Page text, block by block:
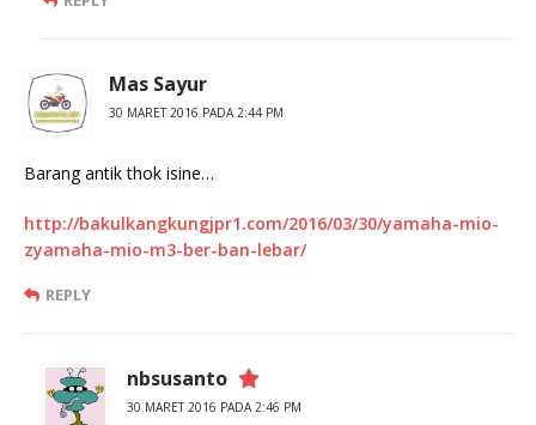
Mas Sayur
30 MARET 2016 PADA 2:44 PM
Barang antik thok isine…
http://bakulkangkungjpr1.com/2016/03/30/yamaha-mio-
zyamaha-mio-m3-ber-ban-lebar/
REPLY
nbsusanto
30 MARET 2016 PADA 2:46 PM